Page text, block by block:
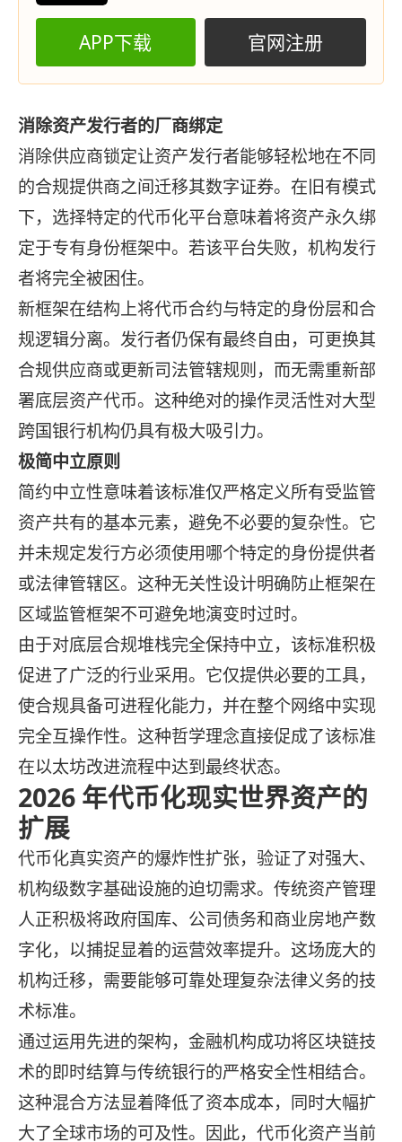
APP下载 官网注册
消除资产发行者的厂商绑定
消除供应商锁定让资产发行者能够轻松地在不同
的合规提供商之间迁移其数字证券。在旧有模式
下，选择特定的代币化平台意味着将资产永久绑
定于专有身份框架中。若该平台失败，机构发行
者将完全被困住。
新框架在结构上将代币合约与特定的身份层和合
规逻辑分离。发行者仍保有最终自由，可更换其
合规供应商或更新司法管辖规则，而无需重新部
署底层资产代币。这种绝对的操作灵活性对大型
跨国银行机构仍具有极大吸引力。
极简中立原则
简约中立性意味着该标准仅严格定义所有受监管
资产共有的基本元素，避免不必要的复杂性。它
并未规定发行方必须使用哪个特定的身份提供者
或法律管辖区。这种无关性设计明确防止框架在
区域监管框架不可避免地演变时过时。
由于对底层合规堆栈完全保持中立，该标准积极
促进了广泛的行业采用。它仅提供必要的工具，
使合规具备可进程化能力，并在整个网络中实现
完全互操作性。这种哲学理念直接促成了该标准
在以太坊改进流程中达到最终状态。
2026 年代币化现实世界资产的
扩展
代币化真实资产的爆炸性扩张，验证了对强大、
机构级数字基础设施的迫切需求。传统资产管理
人正积极将政府国库、公司债务和商业房地产数
字化，以捕捉显着的运营效率提升。这场庞大的
机构迁移，需要能够可靠处理复杂法律义务的技
术标准。
通过运用先进的架构，金融机构成功将区块链技
术的即时结算与传统银行的严格安全性相结合。
这种混合方法显着降低了资本成本，同时大幅扩
大了全球市场的可及性。因此，代币化资产当前